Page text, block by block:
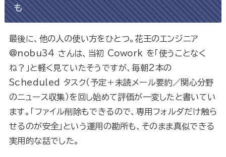
も
最後に、他の人の使い方をひとつ。花王のエンジニア
@nobu34 さんは、当初 Cowork を「使うことなく
ね？」と軽く見ていたそうですが、毎朝2本の
Scheduled タスク（予定＋未読メール要約／関心分野
のニュース収集）を回し始めて評価が一変したと書いてい
ます。「ファイル削除もできるので、専用フォルダだけ触ら
せるのが安全」という運用の勘所も、そのまま真似できる
実用的な話でした。